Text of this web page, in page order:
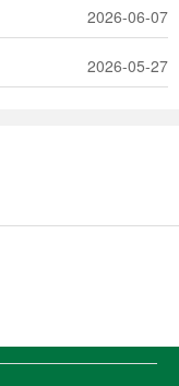
2026-06-07
2026-05-27